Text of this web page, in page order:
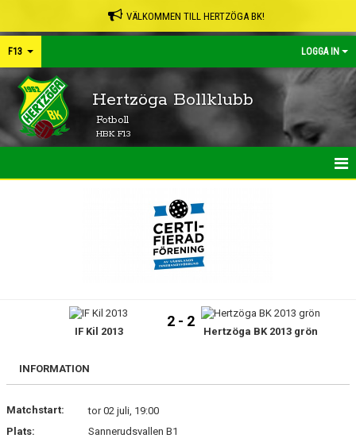
VÄLKOMMEN TILL HERTZÖGA BK!
F13 LOGGA IN
Hertzöga Bollklubb
Fotboll
HBK F13
BILDGALLERI
KONTAKT
IF Kil 2013
2 - 2
Hertzöga BK 2013 grön
INFORMATION
Matchstart:
tor 02 juli, 19:00
Plats:
Sannerudsvallen B1